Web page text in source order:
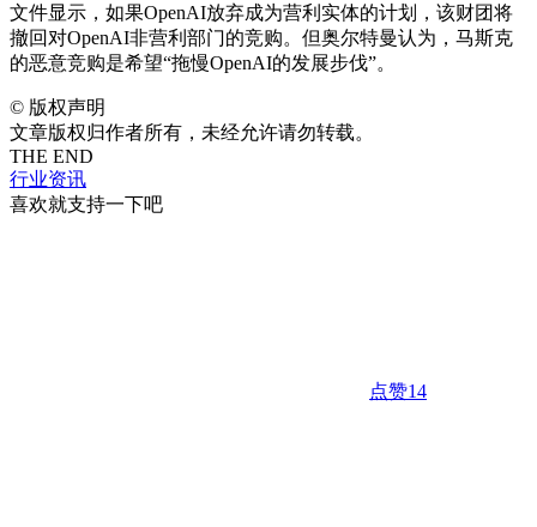
文件显示，如果OpenAI放弃成为营利实体的计划，该财团将
撤回对OpenAI非营利部门的竞购。但奥尔特曼认为，马斯克
的恶意竞购是希望“拖慢OpenAI的发展步伐”。
© 版权声明
文章版权归作者所有，未经允许请勿转载。
THE END
行业资讯
喜欢就支持一下吧
点赞14